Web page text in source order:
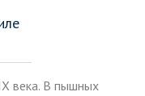
века. В пышных